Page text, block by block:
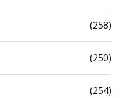
(258)
(250)
(254)